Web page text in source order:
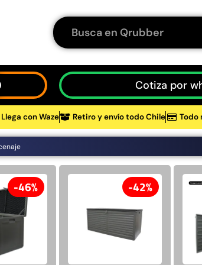
Cotiza por
Llega con Waze Retiro y envío todo Chile Todo
46% 42%
48%